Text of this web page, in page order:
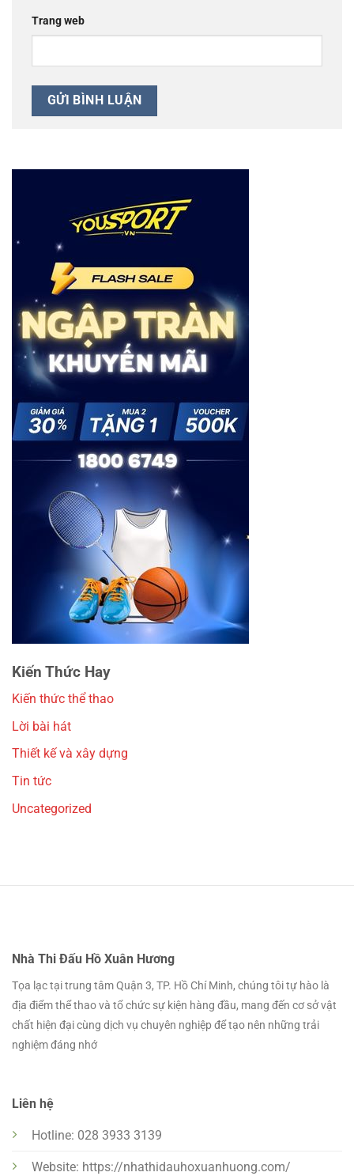
Trang web
Kiến Thức Hay
Kiến thức thể thao
Lời bài hát
Thiết kế và xây dựng
Tin tức
Uncategorized
Nhà Thi Đấu Hồ Xuân Hương
Tọa lạc tại trung tâm Quận 3, TP. Hồ Chí Minh, chúng tôi tự hào là
địa điểm thể thao và tổ chức sự kiện hàng đầu, mang đến cơ sở vật
chất hiện đại cùng dịch vụ chuyên nghiệp để tạo nên những trải
nghiệm đáng nhớ
Liên hệ
Hotline: 028 3933 3139
Website: https://nhathidauhoxuanhuong.com/